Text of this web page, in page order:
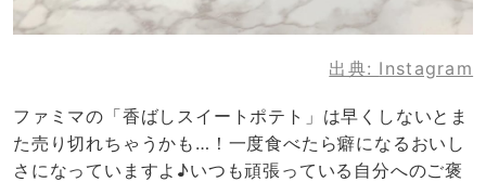
出典: Instagram
ファミマの「香ばしスイートポテト」は早くしないとま
た売り切れちゃうかも…！一度食べたら癖になるおいし
さになっていますよ♪いつも頑張っている自分へのご褒